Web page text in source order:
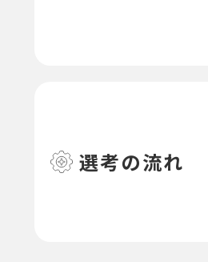
選考の流れ